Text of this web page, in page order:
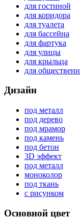
для гостиной
для коридора
для туалета
для бассейна
для фартука
для улицы
для крыльца
для
Дизайн
под металл
под дерево
под мрамор
под камень
под бетон
3D эффект
под металл
моноколор
под ткань
с рисунком
Основной цвет